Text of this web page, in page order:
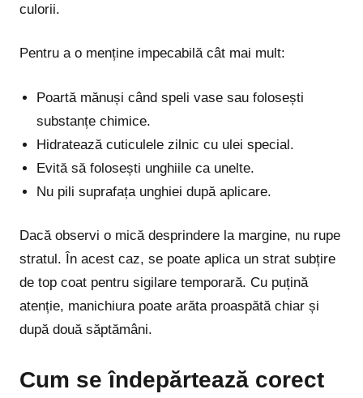
culorii.
Pentru a o menține impecabilă cât mai mult:
Poartă mănuși când speli vase sau folosești
substanțe chimice.
Hidratează cuticulele zilnic cu ulei special.
Evită să folosești unghiile ca unelte.
Nu pili suprafața unghiei după aplicare.
Dacă observi o mică desprindere la margine, nu rupe
stratul. În acest caz, se poate aplica un strat subțire
de top coat pentru sigilare temporară. Cu puțină
atenție, manichiura poate arăta proaspătă chiar și
după două săptămâni.
Cum se îndepărtează corect